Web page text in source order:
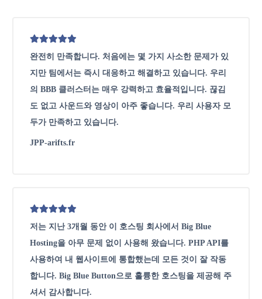
완전히 만족합니다. 처음에는 몇 가지 사소한 문제가 있
지만 팀에서는 즉시 대응하고 해결하고 있습니다. 우리
의 BBB 클러스터는 매우 강력하고 효율적입니다. 끊김
도 없고 사운드와 영상이 아주 좋습니다. 우리 사용자 모
두가 만족하고 있습니다.
JPP-arifts.fr
저는 지난 3개월 동안 이 호스팅 회사에서 Big Blue
Hosting을 아무 문제 없이 사용해 왔습니다. PHP API를
사용하여 내 웹사이트에 통합했는데 모든 것이 잘 작동
합니다. Big Blue Button으로 훌륭한 호스팅을 제공해 주
셔서 감사합니다.